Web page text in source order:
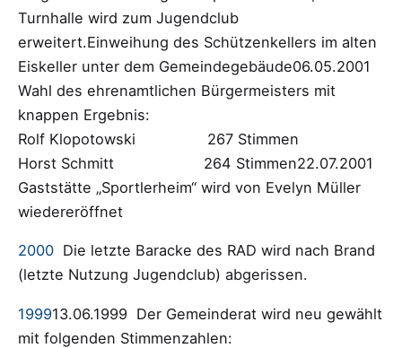
Turnhalle wird zum Jugendclub
erweitert.Einweihung des Schützenkellers im alten
Eiskeller unter dem Gemeindegebäude06.05.2001
Wahl des ehrenamtlichen Bürgermeisters mit
knappen Ergebnis:
Rolf Klopotowski 267 Stimmen
Horst Schmitt 264 Stimmen22.07.2001
Gaststätte „Sportlerheim“ wird von Evelyn Müller
wiedereröffnet
2000 Die letzte Baracke des RAD wird nach Brand
(letzte Nutzung Jugendclub) abgerissen.
199913.06.1999 Der Gemeinderat wird neu gewählt
mit folgenden Stimmenzahlen: